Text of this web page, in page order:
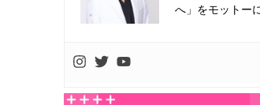
へ」をモットー